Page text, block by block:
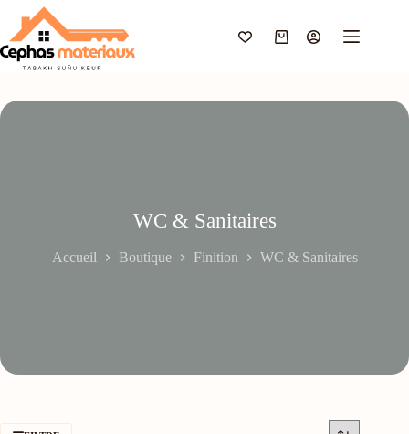
contenu
Panier
WC & Sanitaires
Accueil Boutique Finition WC & Sanitaires